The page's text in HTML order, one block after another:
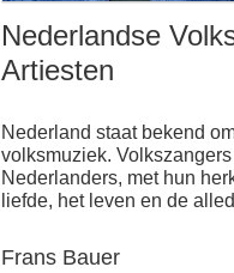
Nederlandse
Artiesten
Nederland staat bekend
volksmuziek.
Nederlanders, met hun
liefde, het leven en de
Frans Bauer